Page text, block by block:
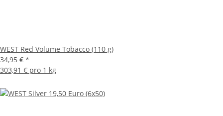
WEST Red Volume Tobacco (110 g)
34,95 € *
303,91 € pro 1 kg